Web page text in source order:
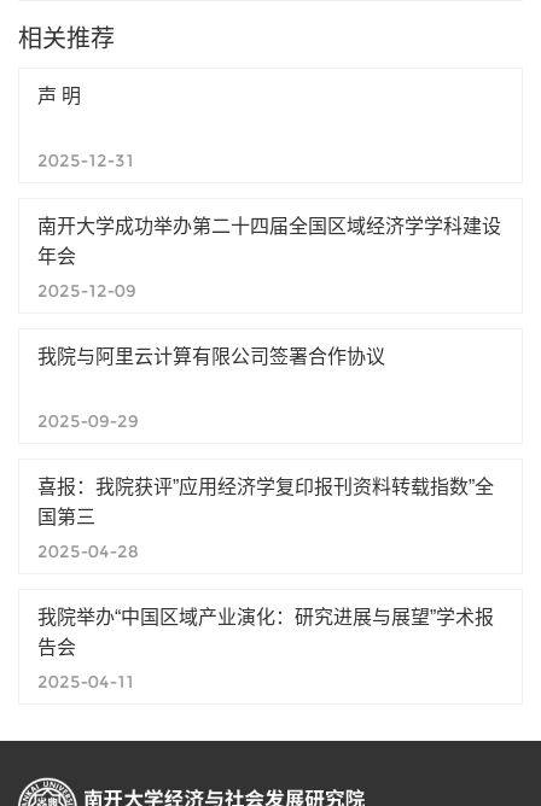
相关推荐
声 明
2025-12-31
南开大学成功举办第二十四届全国区域经济学学科建设
年会
2025-12-09
我院与阿里云计算有限公司签署合作协议
2025-09-29
喜报：我院获评”应用经济学复印报刊资料转载指数”全
国第三
2025-04-28
我院举办“中国区域产业演化：研究进展与展望”学术报
告会
2025-04-11